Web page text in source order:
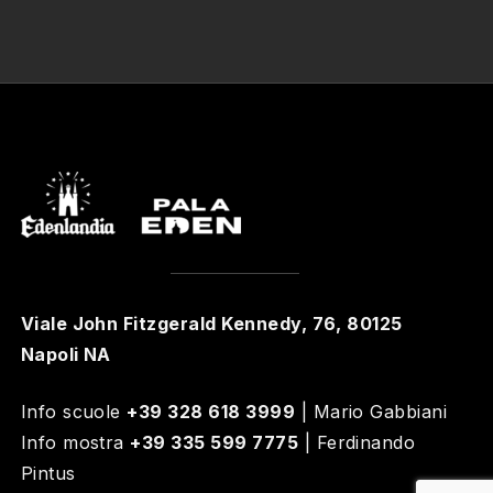
Viale John Fitzgerald Kennedy, 76, 80125
Napoli NA
Info scuole +39 328 618 3999 | Mario Gabbiani
Info mostra +39 335 599 7775 | Ferdinando
Pintus